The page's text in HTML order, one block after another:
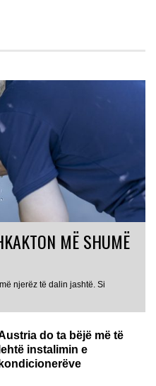
MË SHUMË
njerëz të dalin jashtë. Si
do ta bëjë më të
lehtë instalimin e
kondicionerëve